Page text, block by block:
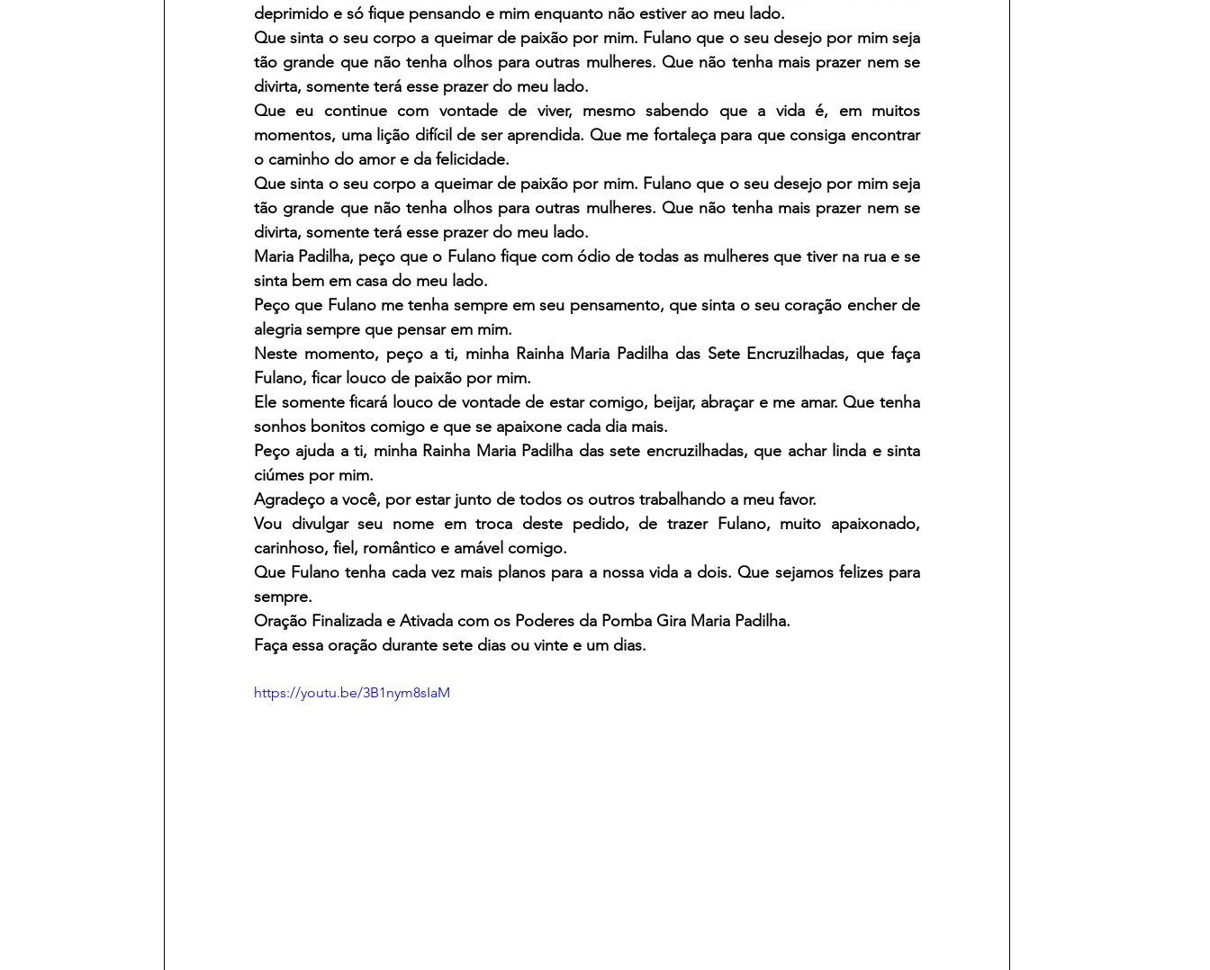
deprimido e só fique pensando e mim enquanto não estiver ao meu lado.
Que sinta o seu corpo a queimar de paixão por mim. Fulano que o seu desejo por mim seja
tão grande que não tenha olhos para outras mulheres. Que não tenha mais prazer nem se
divirta, somente terá esse prazer do meu lado.
Que eu continue com vontade de viver, mesmo sabendo que a vida é, em muitos
momentos, uma lição difícil de ser aprendida. Que me fortaleça para que consiga encontrar
o caminho do amor e da felicidade.
Que sinta o seu corpo a queimar de paixão por mim. Fulano que o seu desejo por mim seja
tão grande que não tenha olhos para outras mulheres. Que não tenha mais prazer nem se
divirta, somente terá esse prazer do meu lado.
Maria Padilha, peço que o Fulano fique com ódio de todas as mulheres que tiver na rua e se
sinta bem em casa do meu lado.
Peço que Fulano me tenha sempre em seu pensamento, que sinta o seu coração encher de
alegria sempre que pensar em mim.
Neste momento, peço a ti, minha Rainha Maria Padilha das Sete Encruzilhadas, que faça
Fulano, ficar louco de paixão por mim.
Ele somente ficará louco de vontade de estar comigo, beijar, abraçar e me amar. Que tenha
sonhos bonitos comigo e que se apaixone cada dia mais.
Peço ajuda a ti, minha Rainha Maria Padilha das sete encruzilhadas, que achar linda e sinta
ciúmes por mim.
Agradeço a você, por estar junto de todos os outros trabalhando a meu favor.
Vou divulgar seu nome em troca deste pedido, de trazer Fulano, muito apaixonado,
carinhoso, fiel, romântico e amável comigo.
Que Fulano tenha cada vez mais planos para a nossa vida a dois. Que sejamos felizes para
sempre.
Oração Finalizada e Ativada com os Poderes da Pomba Gira Maria Padilha.
Faça essa oração durante sete dias ou vinte e um dias.
https://youtu.be/3B1nym8sIaM